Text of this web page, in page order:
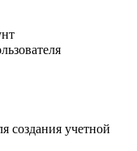
создания учетной